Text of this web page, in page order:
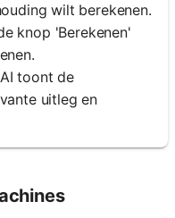
wilt berekenen.
knop 'Berekenen'
toont de
uitleg en